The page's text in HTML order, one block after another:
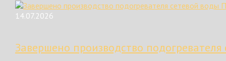
14.07.2026
Завершено производство